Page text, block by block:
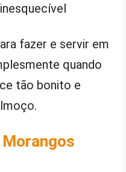
fazer e servir em
quando
tão bonito e
Morangos